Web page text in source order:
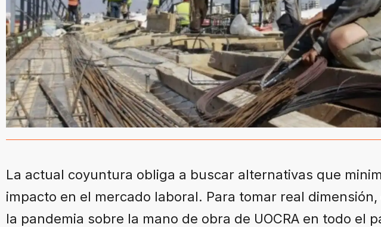
La actual coyuntura obliga a buscar alternativas que
impacto en el mercado laboral. Para tomar real
la pandemia sobre la mano de obra de UOCRA en todo el